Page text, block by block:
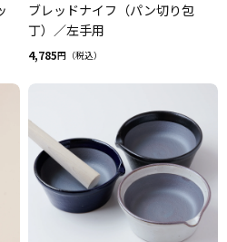
ブレッドナイフ（パン切り包
丁）／左手用
4,785円（税込）